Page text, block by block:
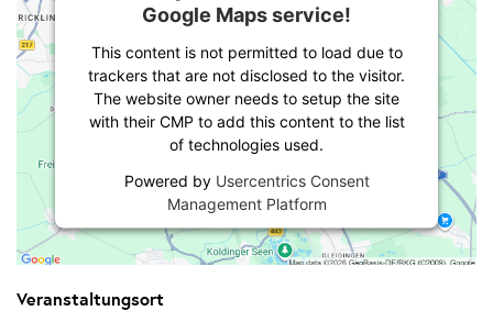
Google Maps service!
This content is not permitted to load due to
trackers that are not disclosed to the visitor.
The website owner needs to setup the site
with their CMP to add this content to the list
of technologies used.
Powered by Usercentrics Consent
Management Platform
Veranstaltungsort